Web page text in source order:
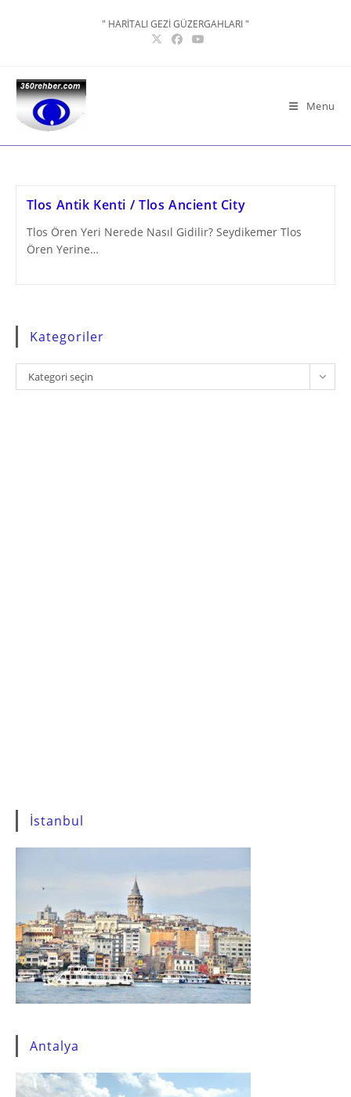
" HARİTALI GEZİ GÜZERGAHLARI "
Menu
Tlos Antik Kenti / Tlos Ancient City
Tlos Ören Yeri Nerede Nasıl Gidilir? Seydikemer Tlos
Ören Yerine…
Kategoriler
Kategoriler
Kategori seçin
İstanbul
Antalya